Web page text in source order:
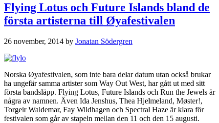
Flying Lotus och Future Islands bland de
första artisterna till Øyafestivalen
26 november, 2014 by Jonatan Södergren
Norska Øyafestivalen, som inte bara delar datum utan också brukar
ha ungefär samma artister som Way Out West, har gått ut med sitt
första bandsläpp. Flying Lotus, Future Islands och Run the Jewels är
några av namnen. Även Ida Jenshus, Thea Hjelmeland, Møster!,
Torgeir Waldemar, Fay Wildhagen och Spectral Haze är klara för
festivalen som går av stapeln mellan den 11 och den 15 augusti.